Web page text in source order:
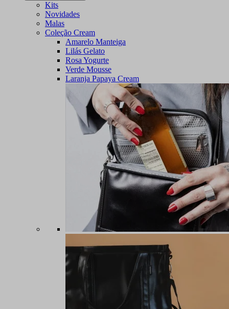
Kits
Novidades
Malas
Coleção Cream
Amarelo Manteiga
Lilás Gelato
Rosa Yogurte
Verde Mousse
Laranja Papaya Cream